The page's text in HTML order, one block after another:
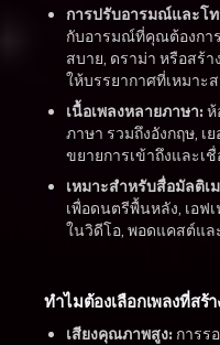
การปรับอารมณ์และโท
กับอารมณ์ที่คุณต้องกา
สบาย, ดราม่า หรือสร้า
ให้บรรยากาศที่เหมาะ
เนื้อเพลงหลายภาษา:ห้
ภาษา รวมถึงอังกฤษ, เ
ขยายการเข้าถึงและเ
เหมาะสำหรับสื่อมัลติเ
เพื่อดนตรีพื้นหลัง, เอฟ
ในวิดีโอ, พอดแคสต์แ
ทำไมต้องเลือกเพลงที่สร้า
เสียงคุณภาพสูง: การร